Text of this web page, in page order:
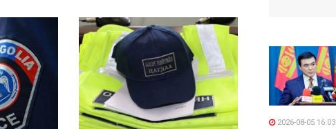
2026-08-05 16:03